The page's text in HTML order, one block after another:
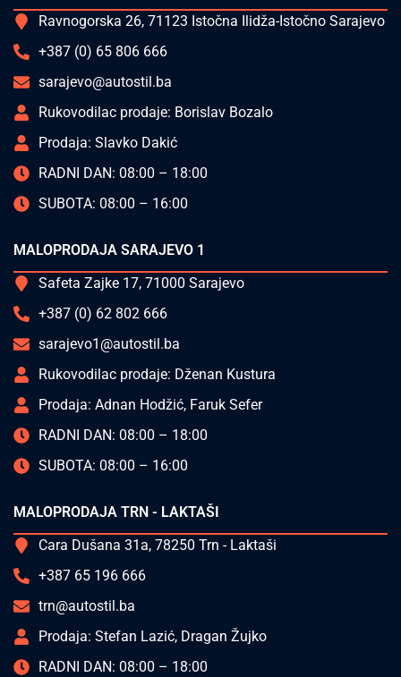
Ravnogorska 26, 71123 Istočna Ilidža-Istočno Sarajevo
+387 (0) 65 806 666
sarajevo@autostil.ba
Rukovodilac prodaje: Borislav Bozalo
Prodaja: Slavko Dakić
RADNI DAN: 08:00 – 18:00
SUBOTA: 08:00 – 16:00
MALOPRODAJA SARAJEVO 1
Safeta Zajke 17, 71000 Sarajevo
+387 (0) 62 802 666
sarajevo1@autostil.ba
Rukovodilac prodaje: Dženan Kustura
Prodaja: Adnan Hodžić, Faruk Sefer
RADNI DAN: 08:00 – 18:00
SUBOTA: 08:00 – 16:00
MALOPRODAJA TRN - LAKTAŠI
Cara Dušana 31a, 78250 Trn - Laktaši
+387 65 196 666
trn@autostil.ba
Prodaja: Stefan Lazić, Dragan Žujko
RADNI DAN: 08:00 – 18:00